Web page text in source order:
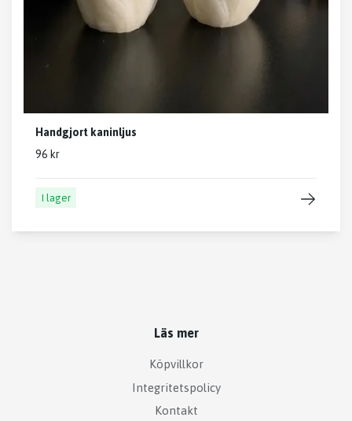
Handgjort kaninljus
96 kr
I lager
Läs mer
Köpvillkor
Integritetspolicy
Kontakt